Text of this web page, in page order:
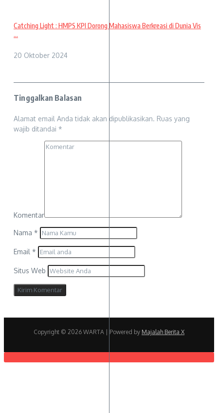
Catching Light : HMPS KPI Dorong Mahasiswa Berkreasi di Dunia Vis
...
20 Oktober 2024
Tinggalkan Balasan
Alamat email Anda tidak akan dipublikasikan. Ruas yang
wajib ditandai *
Komentar
Nama *
Email *
Situs Web
Copyright © 2026 WARTA | Powered by Majalah Berita X